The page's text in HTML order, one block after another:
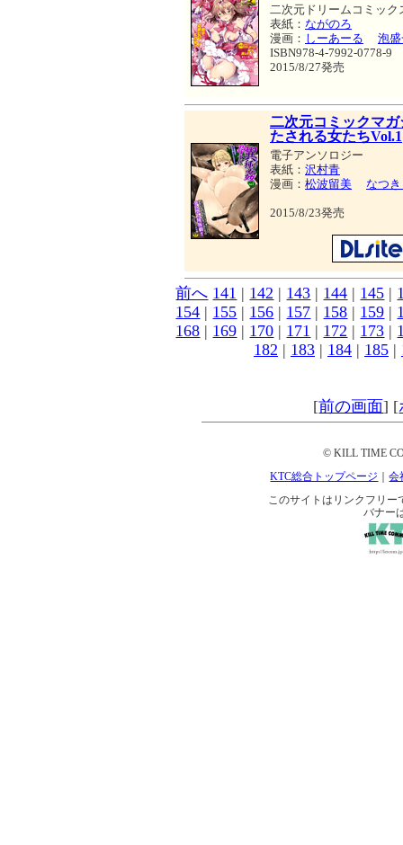
二次元ドリームコミック
表紙： ながのろ
漫画： しーあーる
泡
ISBN978-4-7992-0778-9
2015/8/27発売
二次元コミックマ
たされる女たちVol.1
電子アンソロジー
表紙： 沢村青
漫画： 松波留美 なつ
2015/8/23発売
前へ 141 | 142 | 143 | 144 | 145 |
154 | 155 | 156 | 157 | 158 | 159 |
168 | 169 | 170 | 171 | 172 | 173 |
182 | 183 | 184 | 185 |
[前の画面] [
© KILL TIME
KTC総合トップページ
｜会
このサイトはリンクフリー
バナー